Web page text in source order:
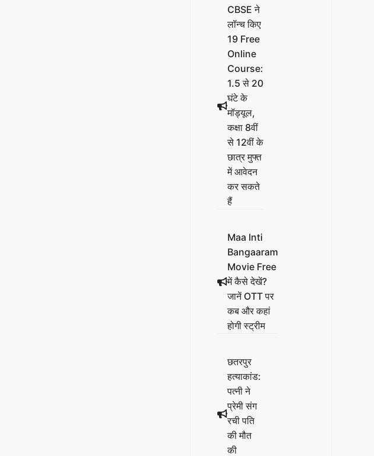
CBSE ने
लॉन्च किए
19 Free
Online
Course:
1.5 से 20
घंटे के
मॉड्यूल,
कक्षा 8वीं
से 12वीं के
छात्र मुफ्त
में आवेदन
कर सकते
हैं
Maa Inti
Bangaaram
Movie Free
में कैसे देखें?
जानें OTT पर
कब और कहां
होगी स्ट्रीम
छतरपुर
हत्याकांड:
पत्नी ने
प्रेमी संग
रची पति
की मौत
की